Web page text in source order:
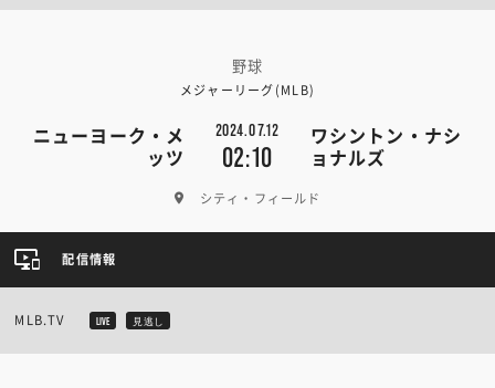
野球
メジャーリーグ(MLB)
ニューヨーク・メ
ッツ
2024.07.12
02:10
ワシントン・ナシ
ョナルズ
シティ・フィールド
配信情報
MLB.TV LIVE 見逃し